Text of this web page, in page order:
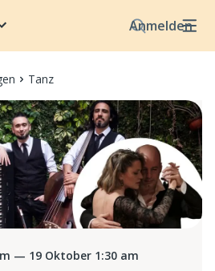
Anmelden
Tanz
— 19 Oktober 1:30 am